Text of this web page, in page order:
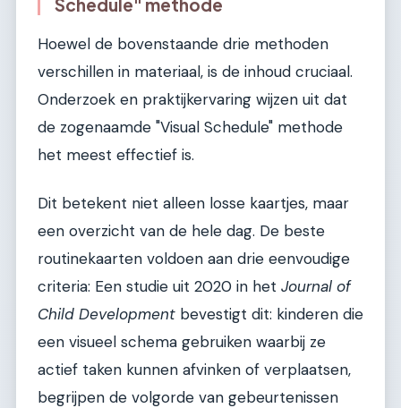
Hoewel de bovenstaande drie methoden
verschillen in materiaal, is de inhoud cruciaal.
Onderzoek en praktijkervaring wijzen uit dat
de zogenaamde "Visual Schedule" methode
het meest effectief is.
Dit betekent niet alleen losse kaartjes, maar
een overzicht van de hele dag. De beste
routinekaarten voldoen aan drie eenvoudige
criteria: Een studie uit 2020 in het Journal of
Child Development bevestigt dit: kinderen die
een visueel schema gebruiken waarbij ze
actief taken kunnen afvinken of verplaatsen,
begrijpen de volgorde van gebeurtenissen